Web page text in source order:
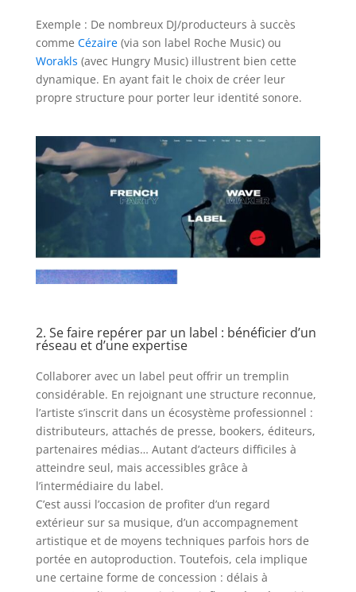
Exemple : De nombreux DJ/producteurs à succès
comme Cézaire(via son label Roche Music) ou
Worakls (avec Hungry Music) illustrent bien cette
dynamique. En ayant fait le choix de créer leur
propre structure pour porter leur identité sonore.
2. Se faire repérer par un label : bénéficier d’un
réseau et d’une expertise
Collaborer avec un label peut offrir un tremplin
considérable. En rejoignant une structure reconnue,
l’artiste s’inscrit dans un écosystème professionnel :
distributeurs, attachés de presse, bookers, éditeurs,
partenaires médias… Autant d’acteurs difficiles à
atteindre seul, mais accessibles grâce à
l’intermédiaire du label.
C’est aussi l’occasion de profiter d’un regard
extérieur sur sa musique, d’un accompagnement
artistique et de moyens techniques parfois hors de
portée en autoproduction. Toutefois, cela implique
une certaine forme de concession : délais à